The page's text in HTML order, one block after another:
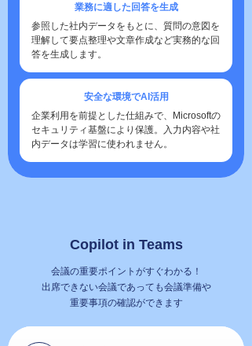
業務に適した回答を生成
参照した社内データをもとに、質問の意図を
理解して要点整理や文章作成など実務的な回
答を生成します。
安全な環境でAI活用
企業利用を前提とした仕組みで、Microsoftの
セキュリティ基盤により保護。入力内容や社
内データは学習に使われません。
Copilot in Teams
会議の重要ポイントがすぐわかる！
出席できない会議であっても会議準備や
重要事項の確認ができます